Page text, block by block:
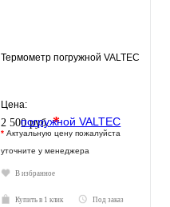
Термометр погружной VALTEC
Цена:
2 500 руб.*
* Актуальную цену пожалуйста
уточните у менеджера
В избранное
Купить в 1 клик Под заказ